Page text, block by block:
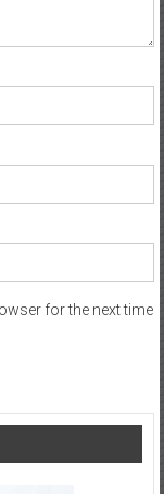
for the next time